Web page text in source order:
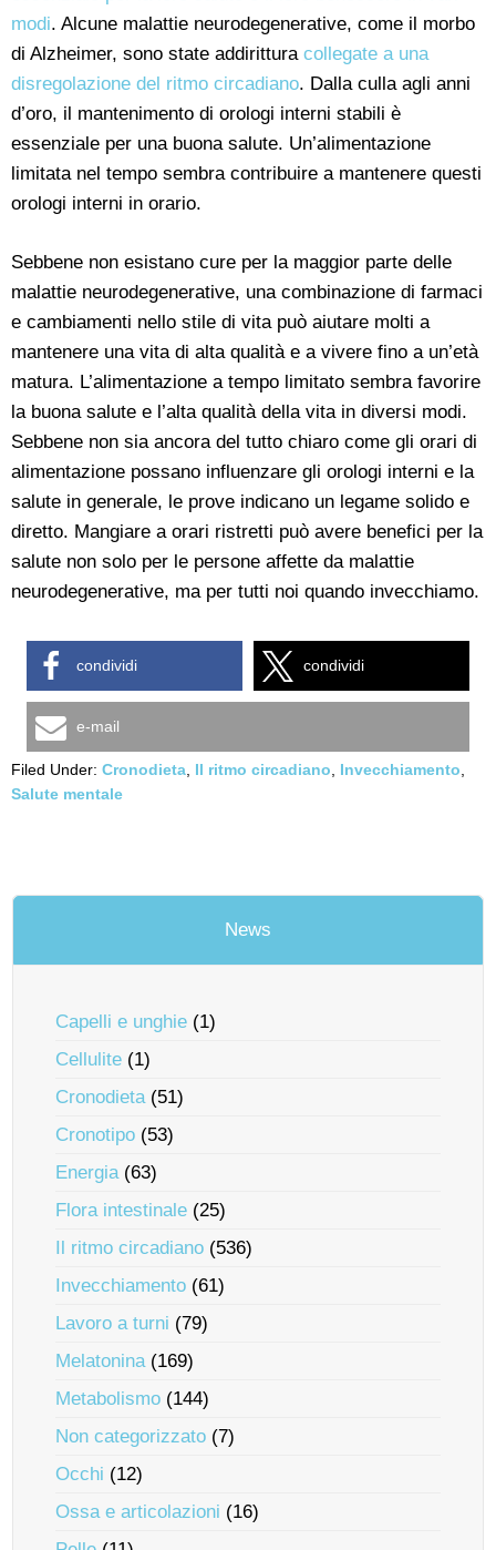
modi. Alcune malattie neurodegenerative, come il morbo
di Alzheimer, sono state addirittura collegate a una
disregolazione del ritmo circadiano. Dalla culla agli anni
d’oro, il mantenimento di orologi interni stabili è
essenziale per una buona salute. Un’alimentazione
limitata nel tempo sembra contribuire a mantenere questi
orologi interni in orario.
Sebbene non esistano cure per la maggior parte delle
malattie neurodegenerative, una combinazione di farmaci
e cambiamenti nello stile di vita può aiutare molti a
mantenere una vita di alta qualità e a vivere fino a un’età
matura. L’alimentazione a tempo limitato sembra favorire
la buona salute e l’alta qualità della vita in diversi modi.
Sebbene non sia ancora del tutto chiaro come gli orari di
alimentazione possano influenzare gli orologi interni e la
salute in generale, le prove indicano un legame solido e
diretto. Mangiare a orari ristretti può avere benefici per la
salute non solo per le persone affette da malattie
neurodegenerative, ma per tutti noi quando invecchiamo.
condividi condividi
e-mail
Filed Under: Cronodieta Il ritmo circadiano Invecchiamento
Salute mentale
News
Capelli e unghie (1)
Cellulite (1)
Cronodieta(51)
Cronotipo (53)
Energia(63)
Flora intestinale (25)
Il ritmo circadiano (536)
Invecchiamento (61)
Lavoro a turni (79)
Melatonina(169)
Metabolismo (144)
Non categorizzato (7)
Occhi (12)
Ossa e articolazioni (16)